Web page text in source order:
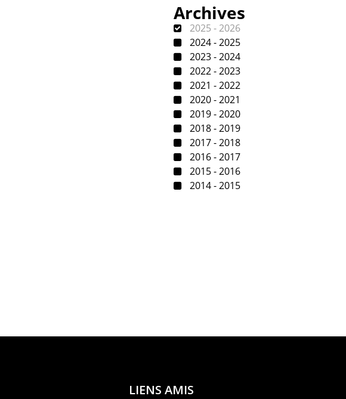
Archives
2025 - 2026
2024 - 2025
2023 - 2024
2022 - 2023
2021 - 2022
2020 - 2021
2019 - 2020
2018 - 2019
2017 - 2018
2016 - 2017
2015 - 2016
2014 - 2015
LIENS AMIS